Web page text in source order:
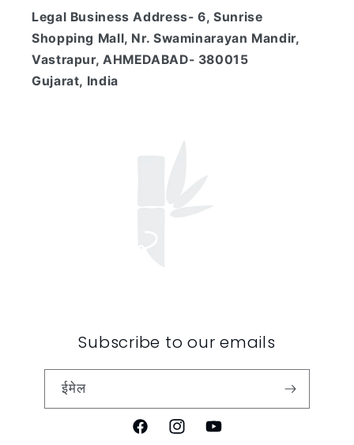
Legal Business Address- 6, Sunrise
Shopping Mall, Nr. Swaminarayan Mandir,
Vastrapur, AHMEDABAD- 380015
Gujarat, India
Subscribe to our emails
ईमेल
फेसबुक Instagram
यूट्यूब